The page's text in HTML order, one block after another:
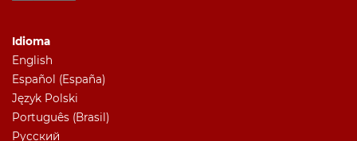
Idioma
English
Español (España)
Język Polski
Português (Brasil)
Русский